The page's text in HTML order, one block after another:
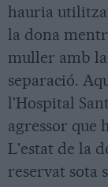
hauria
la dona
muller amb
separació.
l'Hospital
agressor que
L'estat de la
reservat sota